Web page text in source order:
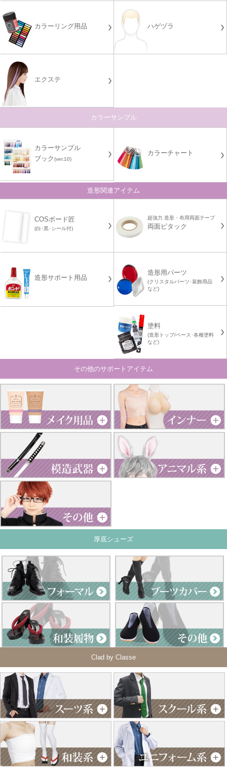
カラーリング用品 ハゲヅラ
エクステ
カラーサンプル
カラーサンプル
ブック(ver.10)
カラーチャート
造形関連アイテム
COSボード匠
(白･黒･シール付)
超強力 造形・布用両面テープ
両面ピタック
造形サポート用品
造形用パーツ
(クリスタルパーツ･装飾用品
など)
塗料
(造形トップ/ベース･各種塗料
など)
その他のサポートアイテム
厚底シューズ
Clad by Classe